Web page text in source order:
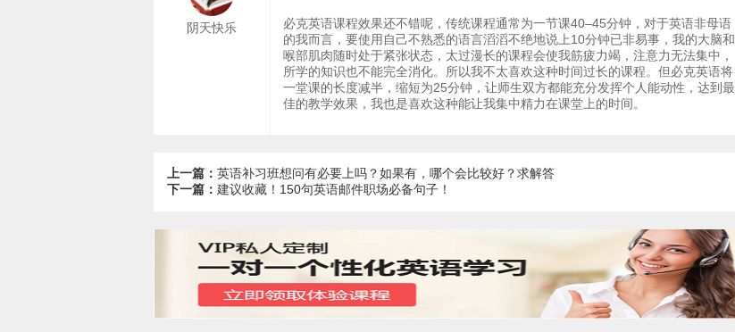
阴天快乐
必克英语课程效果还不错呢，传统课程通常为一节课40–45分钟，对于英语非母语
的我而言，要使用自己不熟悉的语言滔滔不绝地说上10分钟已非易事，我的大脑和
喉部肌肉随时处于紧张状态，太过漫长的课程会使我筋疲力竭，注意力无法集中，
所学的知识也不能完全消化。所以我不太喜欢这种时间过长的课程。但必克英语将
一堂课的长度减半，缩短为25分钟，让师生双方都能充分发挥个人能动性，达到最
佳的教学效果，我也是喜欢这种能让我集中精力在课堂上的时间。
上一篇： 英语补习班想问有必要上吗？如果有，哪个会比较好？求解答
下一篇： 建议收藏！150句英语邮件职场必备句子！